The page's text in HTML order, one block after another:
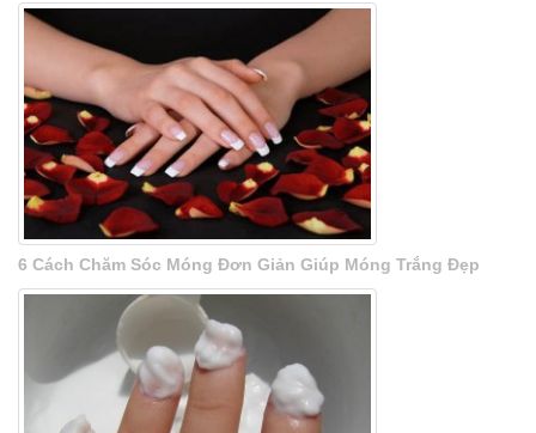
6 Cách Chăm Sóc Móng Đơn Giản Giúp Móng Trắng Đẹp